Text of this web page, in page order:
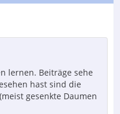
lernen. Beiträge sehe
hast sind die
gesenkte Daumen